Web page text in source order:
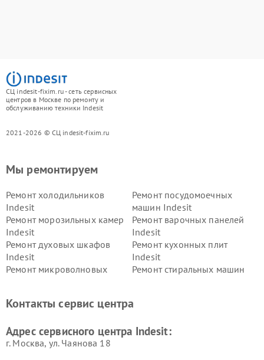
СЦ indesit-fixim.ru - сеть сервисных
центров в Москве по ремонту и
обслуживанию техники Indesit
2021-2026 © СЦ indesit-fixim.ru
Мы ремонтируем
Ремонт холодильников
Indesit
Ремонт посудомоечных
машин Indesit
Ремонт морозильных камер
Indesit
Ремонт варочных панелей
Indesit
Ремонт духовых шкафов
Indesit
Ремонт кухонных плит
Indesit
Ремонт микроволновых
Ремонт стиральных машин
Indesit
Indesit
Контакты сервис центра
Адрес сервисного центра Indesit:
г. Москва, ул. Чаянова 18